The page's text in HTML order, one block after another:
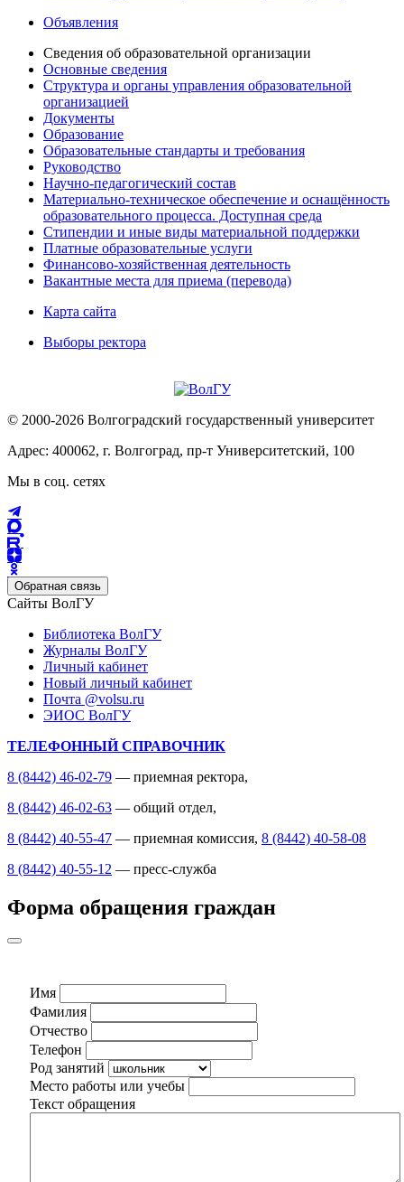
Объявления
Сведения об образовательной организации
Основные сведения
Структура и органы управления образовательной
организацией
Документы
Образование
Образовательные стандарты и требования
Руководство
Научно-педагогический состав
Материально-техническое обеспечение и оснащённость
образовательного процесса. Доступная среда
Стипендии и иные виды материальной поддержки
Платные образовательные услуги
Финансово-хозяйственная деятельность
Вакантные места для приема (перевода)
Карта сайта
Выборы ректора
© 2000-2026 Волгоградский государственный университет
Адрес: 400062, г. Волгоград, пр-т Университетский, 100
Мы в соц. сетях
Обратная связь
Сайты ВолГУ
Библиотека ВолГУ
Журналы ВолГУ
Личный кабинет
Новый личный кабинет
Почта @volsu.ru
ЭИОС ВолГУ
ТЕЛЕФОННЫЙ СПРАВОЧНИК
8 (8442) 46-02-79 — приемная ректора,
8 (8442) 46-02-63 — общий отдел,
8 (8442) 40-55-47 — приемная комиссия, 8 (8442) 40-58-08
8 (8442) 40-55-12 — пресс-служба
Форма обращения граждан
Имя
Фамилия
Отчество
Телефон
Род занятий
Место работы или учебы
Текст обращения